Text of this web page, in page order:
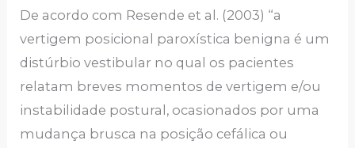
De acordo com Resende et al. (2003) “a
vertigem posicional paroxística benigna é um
distúrbio vestibular no qual os pacientes
relatam breves momentos de vertigem e/ou
instabilidade postural, ocasionados por uma
mudança brusca na posição cefálica ou